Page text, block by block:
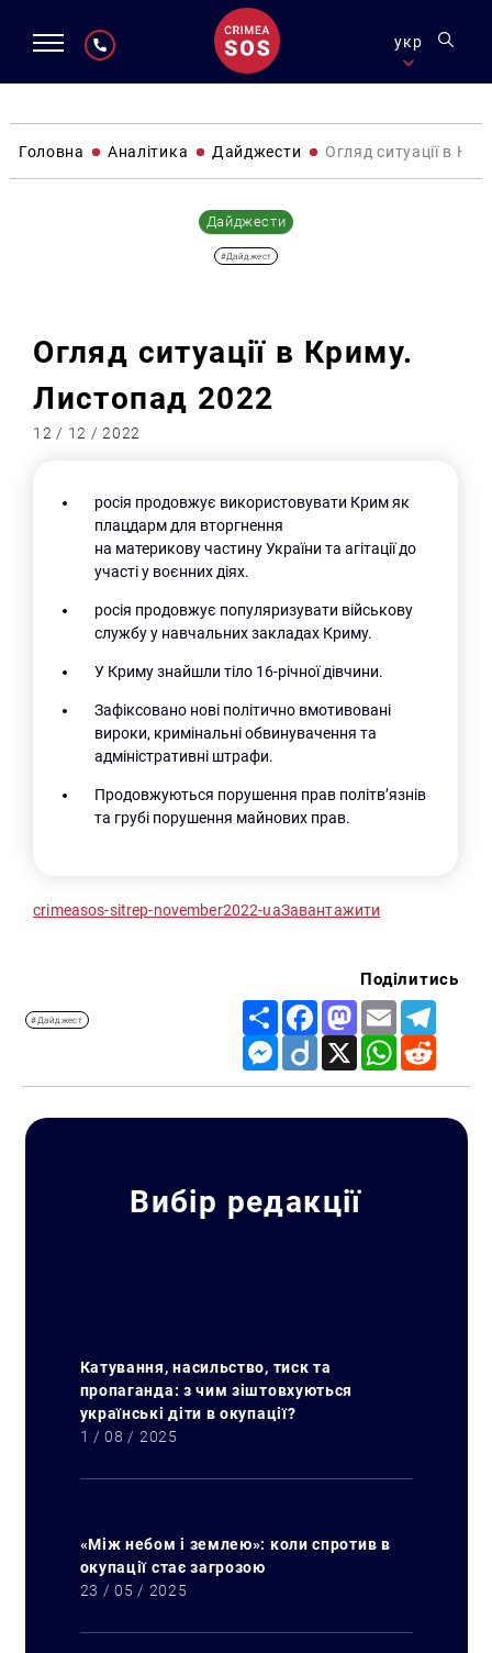
укр
Головна Аналітика Дайджести Огляд ситуації в
Дайджести
#Дайджест
Огляд ситуації в Криму.
Листопад 2022
12 / 12 / 2022
росія продовжує використовувати Крим як
плацдарм для вторгнення
на материкову частину України та агітації до
участі у воєнних діях.
росія продовжує популяризувати військову
службу у навчальних закладах Криму.
У Криму знайшли тіло 16-річної дівчини.
Зафіксовано нові політично вмотивовані
вироки, кримінальні обвинувачення та
адміністративні штрафи.
Продовжуються порушення прав політв’язнів
та грубі порушення майнових прав.
crimeasos-sitrep-november2022-uaЗавантажити
#Дайджест
Поділитись
Share FacebookMastodon
Email
Messenger
Diigo X WhatsApp
Вибір редакції
Катування, насильство, тиск та
пропаганда: з чим зіштовхуються
українські діти в окупації?
1 / 08 / 2025
«Між небом і землею»: коли спротив в
окупації стає загрозою
23 / 05 / 2025